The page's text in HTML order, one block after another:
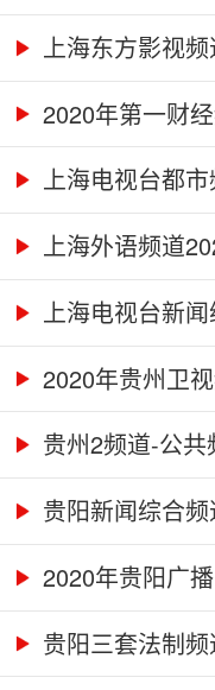
上海东方影视
2020年第一财
上海电视台都
上海外语频道
上海电视台新
2020年贵州卫
贵州2频道-公
贵阳新闻综合
2020年贵阳广
贵阳三套法制